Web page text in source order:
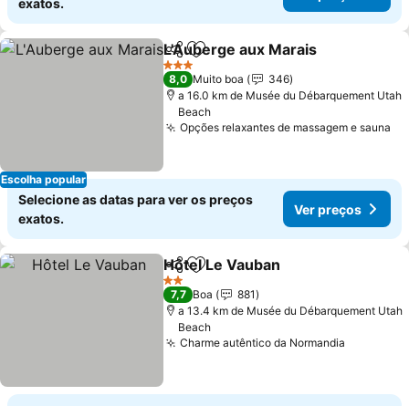
exatos.
Escolha popular
PartilharAdicionar aos favoritos
L'Auberge aux Marais
3 Estrelas
8,0 Muito boa
346
a 16.0 km de Musée du Débarquement Utah
Beach
Opções relaxantes de massagem e sauna
Selecione as datas para ver os preços
exatos.
Ver preços
PartilharAdicionar aos favoritos
Hôtel Le Vauban
2 Estrelas
7,7 Boa
881
a 13.4 km de Musée du Débarquement Utah
Beach
Charme autêntico da Normandia